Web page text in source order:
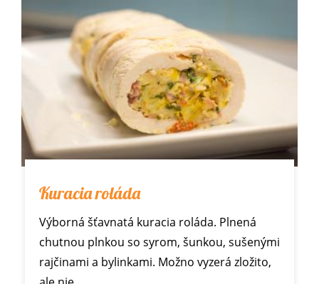
Kuracia roláda
Výborná šťavnatá kuracia roláda. Plnená
chutnou plnkou so syrom, šunkou, sušenými
rajčinami a bylinkami. Možno vyzerá zložito,